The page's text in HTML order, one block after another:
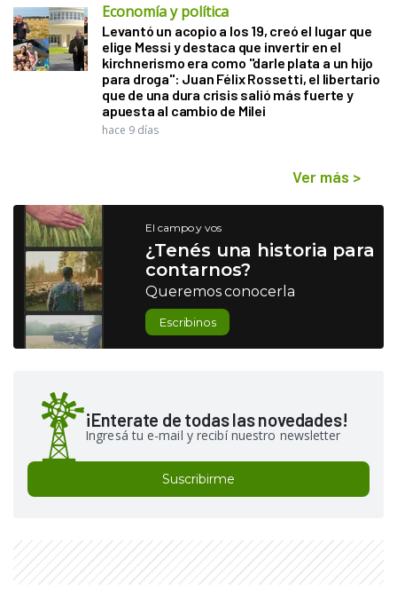
Economía y política
Levantó un acopio a los 19, creó el lugar que
elige Messi y destaca que invertir en el
kirchnerismo era como "darle plata a un hijo
para droga": Juan Félix Rossetti, el libertario
que de una dura crisis salió más fuerte y
apuesta al cambio de Milei
hace 9 días
Ver más >
El campo y vos
¿Tenés una historia para
contarnos?
Queremos conocerla
Escribinos
¡Enterate de todas las novedades!
Ingresá tu e-mail y recibí nuestro newsletter
Suscribirme